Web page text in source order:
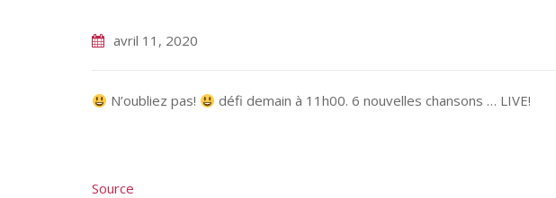
avril 11, 2020
N’oubliez pas! défi demain à 11h00. 6 nouvelles chansons … LIVE!
Source